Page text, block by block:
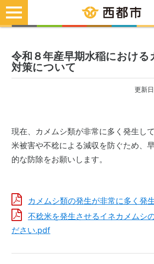
toggle
navigation
令和８年産早期水稲における
対策について
更新
現在、カメムシ類が非常に多く発生し
米被害や不稔による減収を防ぐため、
的な防除をお願いします。
カメムシ類の発生が非常に多く発
不稔米を発生させるイネカメムシ
ださい.pdf